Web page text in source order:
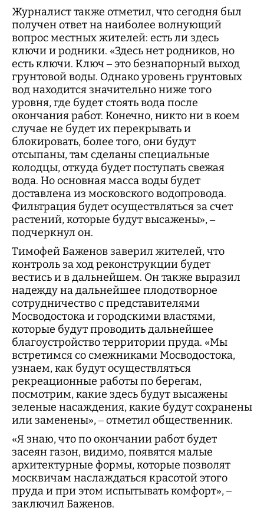
Журналист также отметил, что сегодня был
получен ответ на наиболее волнующий
вопрос местных жителей: есть ли здесь
ключи и родники. «Здесь нет родников, но
есть ключи. Ключ – это безнапорный выход
грунтовой воды. Однако уровень грунтовых
вод находится значительно ниже того
уровня, где будет стоять вода после
окончания работ. Конечно, никто ни в коем
случае не будет их перекрывать и
блокировать, более того, они будут
отсыпаны, там сделаны специальные
колодцы, откуда будет поступать свежая
вода. Но основная масса воды будет
доставлена из московского водопровода.
Фильтрация будет осуществляться за счет
растений, которые будут высажены», –
подчеркнул он.
Тимофей Баженов заверил жителей, что
контроль за ход реконструкции будет
вестись и в дальнейшем. Он также выразил
надежду на дальнейшее плодотворное
сотрудничество с представителями
Мосводостока и городскими властями,
которые будут проводить дальнейшее
благоустройство территории пруда. «Мы
встретимся со смежниками Мосводостока,
узнаем, как будут осуществляться
рекреационные работы по берегам,
посмотрим, какие здесь будут высажены
зеленые насаждения, какие будут сохранены
или заменены», – отметил общественник.
«Я знаю, что по окончании работ будет
засеян газон, видимо, появятся малые
архитектурные формы, которые позволят
москвичам наслаждаться красотой этого
пруда и при этом испытывать комфорт», –
заключил Баженов.